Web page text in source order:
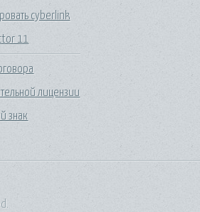
cyberlink
11
лицензии
знак